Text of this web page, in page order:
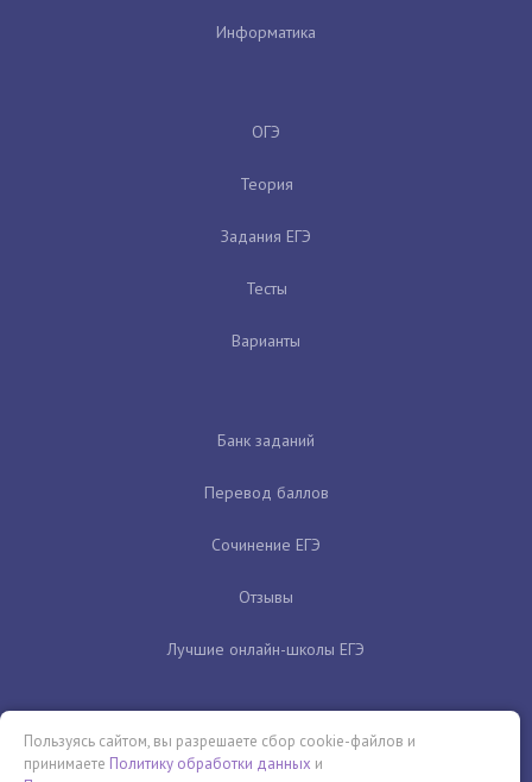
Информатика
ОГЭ
Теория
Задания ЕГЭ
Тесты
Варианты
Банк заданий
Перевод баллов
Сочинение ЕГЭ
Отзывы
Лучшие онлайн-школы ЕГЭ
Пользуясь сайтом, вы разрешаете сбор cookie-файлов и
принимаете Политику обработки данных и